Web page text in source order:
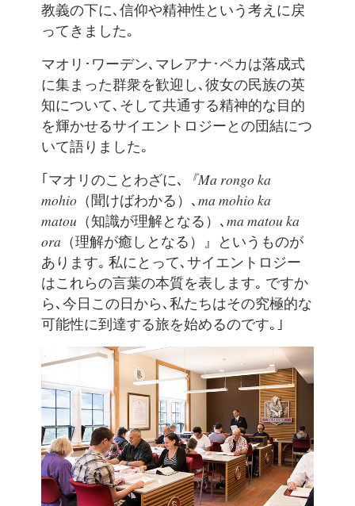
教義の下に､信仰や精神性という考えに戻
ってきました｡
マオリ･ワーデン､マレアナ･ペカは落成式
に集まった群衆を歓迎し､彼女の民族の英
知について､そして共通する精神的な目的
を輝かせるサイエントロジーとの団結につ
いて語りました｡
｢マオリのことわざに､
『Ma rongo ka
mohio （聞けばわかる）､ma mohio ka
matou （知識が理解となる）､ma matou ka
ora （理解が癒しとなる）』というものが
あります｡ 私にとって､サイエントロジー
はこれらの言葉の本質を表します｡ ですか
ら､今日この日から､私たちはその究極的な
可能性に到達する旅を始めるのです｡｣